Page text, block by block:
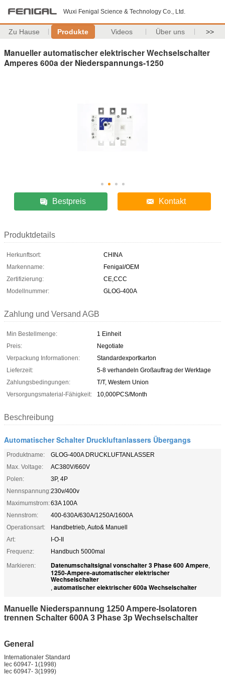
Wuxi Fenigal Science & Technology Co., Ltd.
Zu Hause Produkte Videos Über uns >>
Manueller automatischer elektrischer Wechselschalter
Amperes 600a der Niederspannungs-1250
Bestpreis Kontakt
Produktdetails
Herkunftsort:
CHINA
Markenname:
Fenigal/OEM
Zertifizierung:
CE,CCC
Modellnummer:
GLOG-400A
Zahlung und Versand AGB
Min Bestellmenge:
1 Einheit
Preis:
Negotiate
Verpackung Informationen:
Standardexportkarton
Lieferzeit:
5-8 verhandeln Großauftrag der Werktage
Zahlungsbedingungen:
T/T, Western Union
Versorgungsmaterial-Fähigkeit:
10,000PCS/Month
Beschreibung
Automatischer Schalter Druckluftanlassers Übergangs
Produktname:
GLOG-400A DRUCKLUFTANLASSER
Max. Voltage:
AC380V/660V
Polen:
3P, 4P
Nennspannung:230v/400v
Maximumstrom:63A 100A
Nennstrom:
400-630A/630A/1250A/1600A
Operationsart:
Handbetrieb, Auto& Manuell
Art:
I-O-II
Frequenz:
Handbuch 5000mal
Markieren:
Datenumschaltsignal vonschalter 3 Phase 600 Ampere,
1250-Ampere-automatischer elektrischer
Wechselschalter
, automatischer elektrischer 600a Wechselschalter
Manuelle Niederspannung 1250 Ampere-Isolatoren
trennen Schalter 600A 3 Phase 3p Wechselschalter
General
Internationaler Standard
Iec 60947- 1(1998)
Iec 60947- 3(1999)